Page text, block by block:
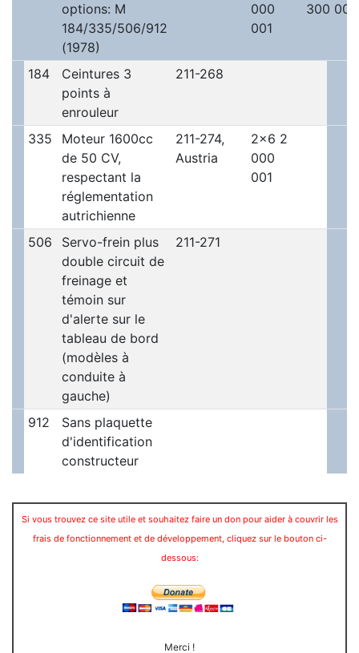
options: M
184/335/506/912
(1978)
000
001
300 000
184
Ceintures 3
points à
enrouleur
211-268
335
Moteur 1600cc
de 50 CV,
respectant la
réglementation
autrichienne
211-274,
Austria
2x6 2
000
001
506
Servo-frein plus
double circuit de
freinage et
témoin sur
d'alerte sur le
tableau de bord
(modèles à
conduite à
gauche)
211-271
912
Sans plaquette
d'identification
constructeur
Si vous trouvez ce site utile et souhaitez faire un don pour aider à couvrir les
frais de fonctionnement et de développement, cliquez sur le bouton ci-
dessous:
Merci !